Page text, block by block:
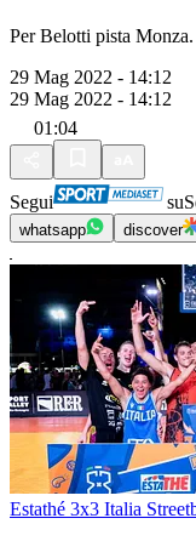
Per Belotti pista Monza.
29 Mag 2022 - 14:12
29 Mag 2022 - 14:12
01:04
Segui su
whatsapp discover
Estathé 3x3 Italia